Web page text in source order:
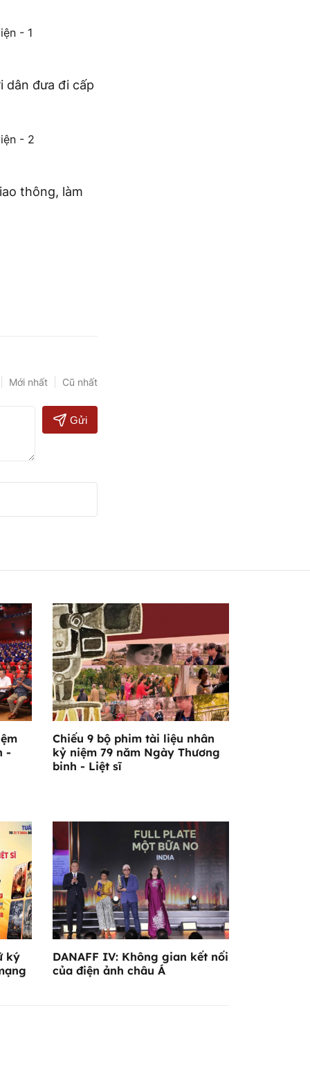
dân đưa đi cấp
thông, làm
Mới nhất Cũ nhất
Gửi
-
Chiếu 9 bộ phim tài liệu nhân
kỷ niệm 79 năm Ngày Thương
binh - Liệt sĩ
ký
DANAFF IV: Không gian kết nối
của điện ảnh châu Á